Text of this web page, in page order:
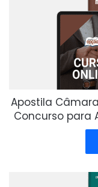
Apostila
Concurso para